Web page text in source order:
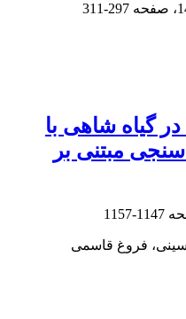
297-311
گیاه شاهی با
مبتنی بر
1147-1157
فروغ قاسمی